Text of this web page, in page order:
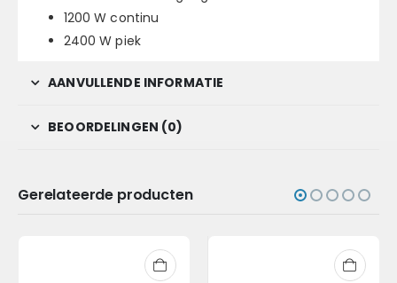
1200 W continu
2400 W piek
AANVULLENDE INFORMATIE
BEOORDELINGEN (0)
Gerelateerde producten